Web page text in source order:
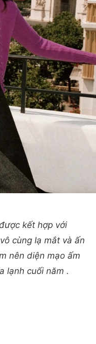
kết hợp với
cùng lạ mắt và ấn
nên diện mạo ấm
lạnh cuối năm .